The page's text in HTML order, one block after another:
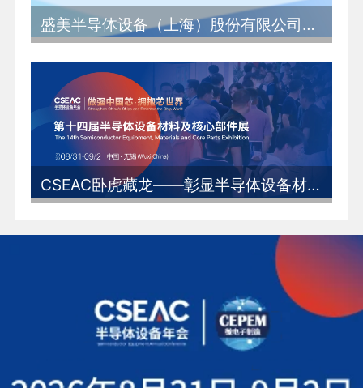
盛美半导体设备（上海）股份有限公司工艺部副总裁 贾照伟：AI芯片是把不同功能芯片堆叠实现更强性能
CSEAC卧虎藏龙——彰显半导体设备材料及核心部件的中国力量